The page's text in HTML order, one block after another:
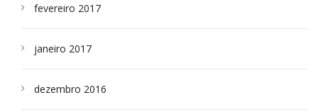
fevereiro 2017
janeiro 2017
dezembro 2016